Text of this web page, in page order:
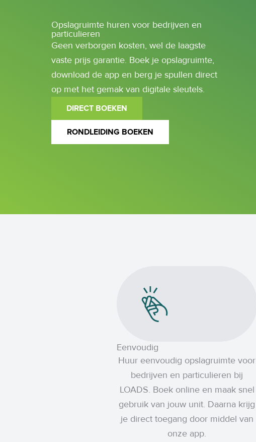
Opslagruimte huren voor bedrijven en
particulieren
Geen verborgen kosten, wel de laagste
vaste prijs garantie. Boek je opslagruimte,
download de app en berg je spullen direct
op met het gemak van digitale sleutels.
DIRECT BOEKEN
RONDLEIDING BOEKEN
Eenvoudig
Huur eenvoudig opslagruimte voor
bedrijven en particulieren bij
LOADS. Boek online en maak snel
gebruik van jouw unit. Daarna krijg
je direct toegang door middel van
onze app.